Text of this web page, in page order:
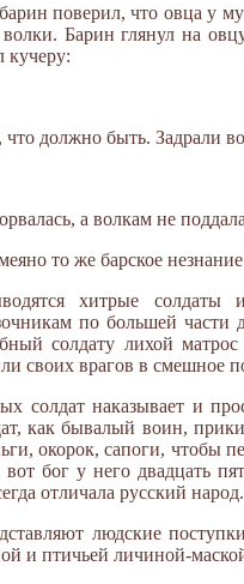
поверил, что овца у
Барин глянул на
кучеру:
должно быть. Задрали
а волкам не
то же барское
хитрые
по большей части
солдату лихой
своих врагов в смешное
солдат наказывает и
как бывалый воин,
окорок, сапоги, чтобы
бог у него двадцать
отличала русский народ.
людские
и птичьей личиной-